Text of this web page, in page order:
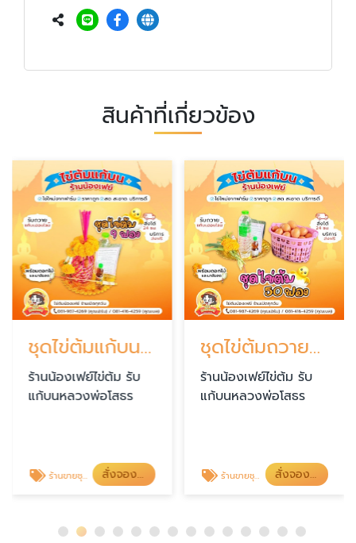
สินค้าที่เกี่ยวข้อง
ชุดไข่ต้มแก้บน9ฟอง ราคาประหยัด
ร้านน้องเฟย์ไข่ต้ม รับ
แก้บนหลวงพ่อโสธร
ร้านขายชุดไข่ต้มแก้บนหลวงพ่อโสธร สั่งจองไข่ต้ม
ชุดไข่ต้มถวายแก้บน 50ฟอง ราคาพิเศษ
ร้านน้องเฟย์ไข่ต้ม รับ
แก้บนหลวงพ่อโสธร
ร้านขายชุดไข่ต้มแก้บนหลวงพ่อโสธร สั่งจองไข่ต้ม